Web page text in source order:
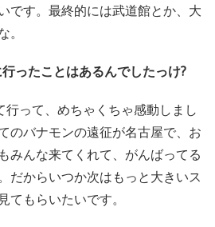
です。最終的には武道館とか、大
ったことはあるんでしたっけ?
行って、めちゃくちゃ感動しまし
のバナモンの遠征が名古屋で、お
みんな来てくれて、がんばってる
だからいつか次はもっと大きいス
てもらいたいです。